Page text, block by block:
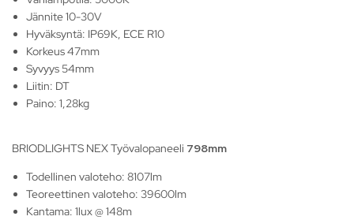
Jännite 10-30V
Hyväksyntä: IP69K, ECE R10
Korkeus 47mm
Syvyys 54mm
Liitin: DT
Paino: 1,28kg
BRIODLIGHTS NEX Työvalopaneeli 798mm
Todellinen valoteho: 8107lm
Teoreettinen valoteho: 39600lm
Kantama: 1lux @ 148m